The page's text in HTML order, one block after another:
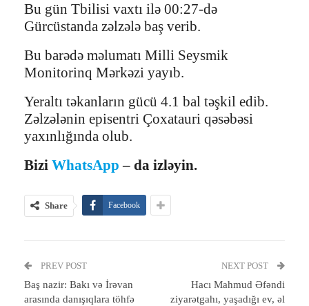
Bu gün Tbilisi vaxtı ilə 00:27-də
Gürcüstanda zəlzələ baş verib.
Bu barədə məlumatı Milli Seysmik
Monitorinq Mərkəzi yayıb.
Yeraltı təkanların gücü 4.1 bal təşkil edib.
Zəlzələnin episentri Çoxatauri qəsəbəsi
yaxınlığında olub.
Bizi WhatsApp – da izləyin.
Share Facebook
PREV POST
Baş nazir: Bakı və İrəvan
arasında danışıqlara töhfə
NEXT POST
Hacı Mahmud Əfəndi
ziyarətgahı, yaşadığı ev, əl